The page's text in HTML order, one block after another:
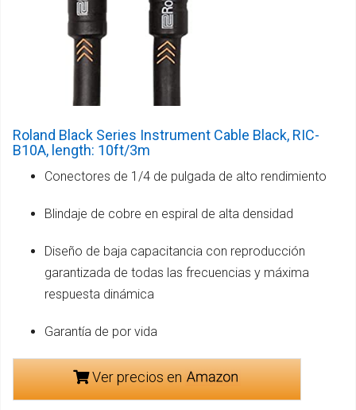
Roland Black Series Instrument Cable Black, RIC-
B10A, length: 10ft/3m
Conectores de 1/4 de pulgada de alto rendimiento
Blindaje de cobre en espiral de alta densidad
Diseño de baja capacitancia con reproducción
garantizada de todas las frecuencias y máxima
respuesta dinámica
Garantía de por vida
Ver precios en